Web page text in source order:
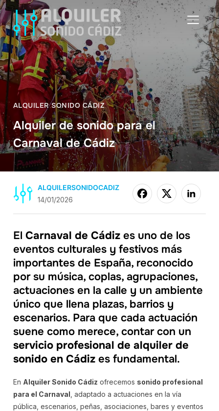
ALQUILER SONIDO CÁDIZ
Alquiler de sonido para el
Carnaval de Cádiz
ALQUILERSONIDOCADIZ
14/01/2026
El Carnaval de Cádizes uno de los
eventos culturales y festivos más
importantes de España, reconocido
por su música, coplas, agrupaciones,
actuaciones en la calle y un ambiente
único que llena plazas, barrios y
escenarios. Para que cada actuación
suene como merece, contar con un
servicio profesional de alquiler de
sonido en Cádizes fundamental.
En Alquiler Sonido Cádiz ofrecemos sonido profesional
para el Carnaval , adaptado a actuaciones en la vía
pública, escenarios, peñas, asociaciones, bares y eventos